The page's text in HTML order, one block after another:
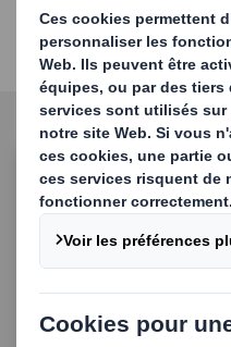
Assurez-vous que
aux besoins de vos